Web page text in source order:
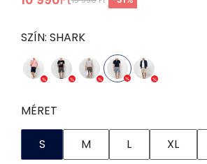
SZÍN: SHARK
MÉRET
S M L XL